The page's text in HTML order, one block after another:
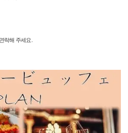
락해 주세요.